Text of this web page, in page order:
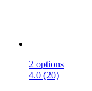
2 options
4.0 (20)